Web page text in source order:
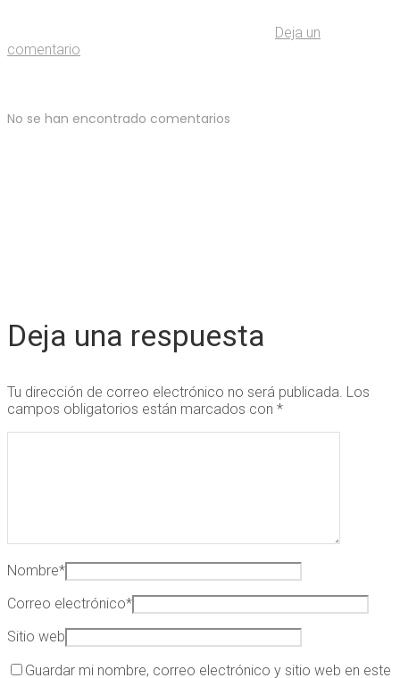
Deja un
comentario
No se han encontrado comentarios
Deja una respuesta
Tu dirección de correo electrónico no será publicada. Los
campos obligatorios están marcados con *
Nombre*
Correo electrónico*
Sitio web
Guardar mi nombre, correo electrónico y sitio web en este